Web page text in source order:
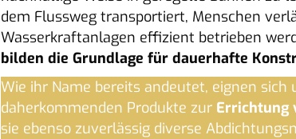
dem Flussweg transportiert, Menschen
Wasserkraftanlagen effizient betrieben
bilden die Grundlage für dauerhafte
Wie ihr Name bereits andeutet, eignen
daherkommenden Produkte zur Errichtung
sie ebenso zuverlässig diverse